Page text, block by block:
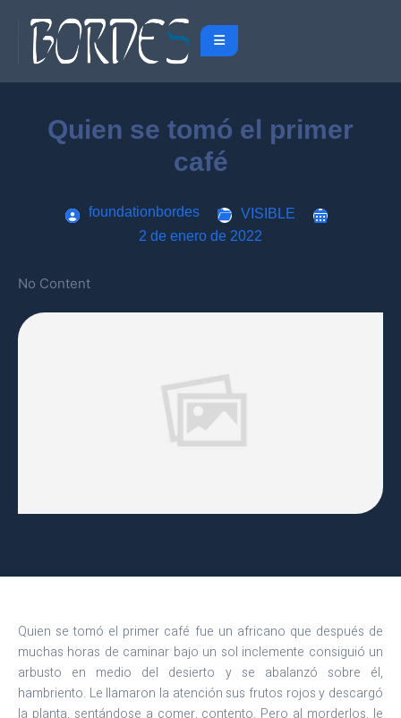
Quien se tomó el primer
café
foundationbordes
VISIBLE
2 de enero de 2022
No Content
Quien se tomó el primer café fue un africano que después de
muchas horas de caminar bajo un sol inclemente consiguió un
arbusto en medio del desierto y se abalanzó sobre él,
hambriento. Le llamaron la atención sus frutos rojos y descargó
la planta, sentándose a comer, contento. Pero al morderlos, le